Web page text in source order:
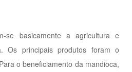
se basicamente a agricultura e
Os principais produtos foram o
o beneficiamento da mandioca,